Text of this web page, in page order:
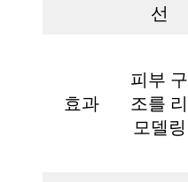
선
효과
피부 구
조를 리
모델링